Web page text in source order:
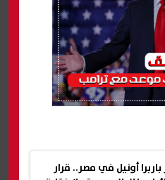
أونيل في مصر.. قرار